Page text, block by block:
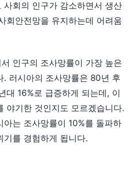
사회의 인구가 감소하면서 생산
회안전망을 유지하는데 어려움
인구의 조사망률이 가장 높은
. 러시아의 조사망률은 80년 후
대 16%로 급증하게 되는데, 이
야기한 것인지도 모르겠습니다.
아는 조사망률이 10%를 돌파하
기를 경험하게 됩니다.